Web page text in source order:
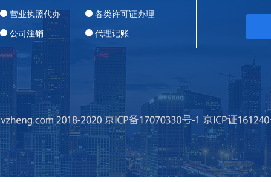
营业执照代办
各类许可证办理
公司注销
代理记账